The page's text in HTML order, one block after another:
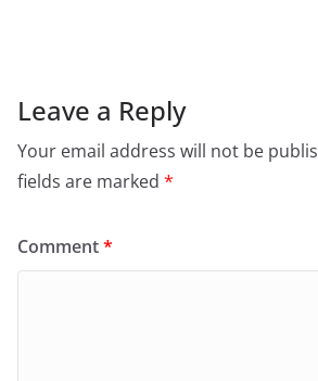
Leave a Reply
Your email address will not be
fields are marked *
Comment*